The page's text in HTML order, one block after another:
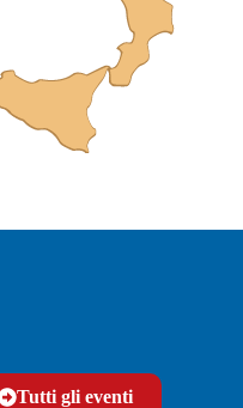
Tutti gli eventi